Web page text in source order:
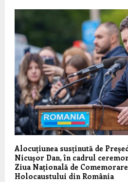
Alocuțiunea susținută de
Nicușor Dan, în cadrul
Ziua Națională de
Holocaustului din România